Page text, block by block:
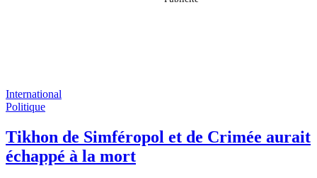
International
Politique
Tikhon de Simféropol et de Crimée aurait
échappé à la mort